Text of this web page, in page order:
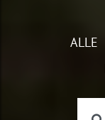
ALLE